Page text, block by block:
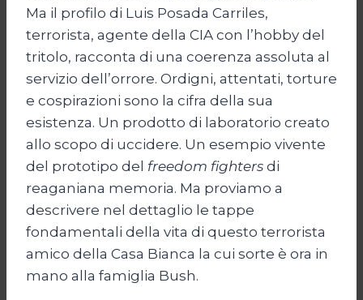
Ma il profilo di Luis Posada Carriles,
terrorista, agente della CIA con l’hobby del
tritolo, racconta di una coerenza assoluta al
servizio dell’orrore. Ordigni, attentati, torture
e cospirazioni sono la cifra della sua
esistenza. Un prodotto di laboratorio creato
allo scopo di uccidere. Un esempio vivente
del prototipo del freedom fighters di
reaganiana memoria. Ma proviamo a
descrivere nel dettaglio le tappe
fondamentali della vita di questo terrorista
amico della Casa Bianca la cui sorte è ora in
mano alla famiglia Bush.